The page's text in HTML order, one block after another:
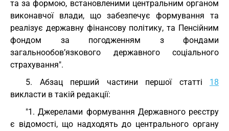
та за формою, встановленими центральним органом
виконавчої влади, що забезпечує формування та
реалізує державну фінансову політику, та Пенсійним
фондом за погодженням з фондами
загальнообов’язкового державного соціального
страхування".
5. Абзац перший частини першої статті 18
викласти в такій редакції:
"1. Джерелами формування Державного реєстру
є відомості, що надходять до центрального органу